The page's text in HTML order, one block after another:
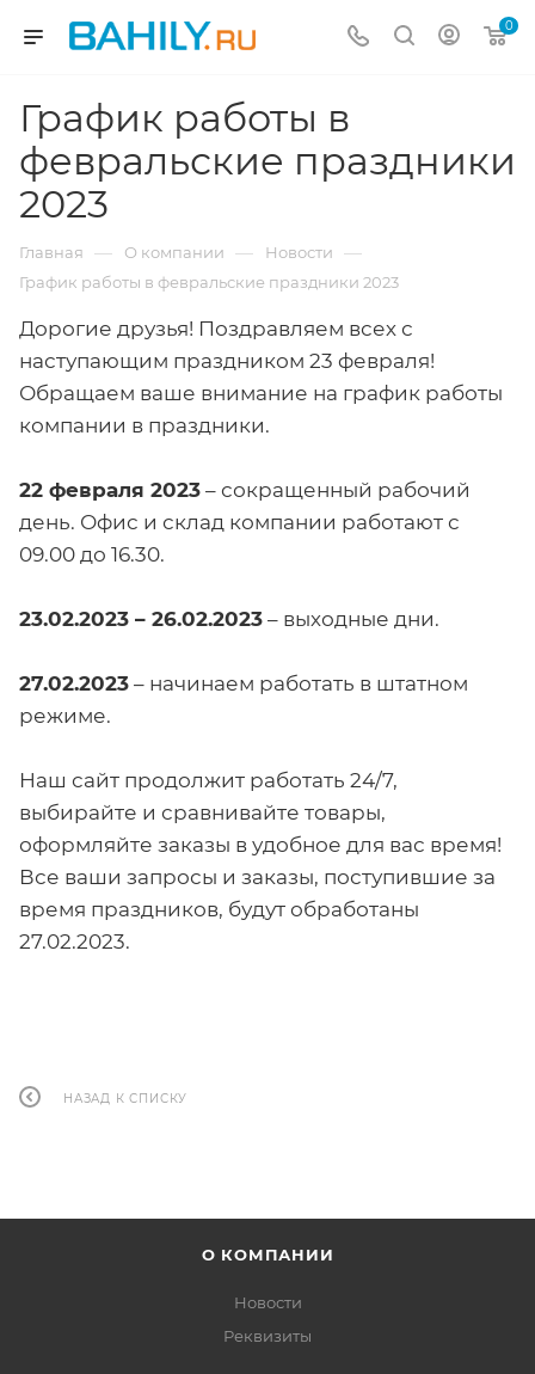
0
График работы в
февральские праздники
2023
Главная — О компании — Новости —
График работы в февральские праздники 2023
Дорогие друзья! Поздравляем всех с
наступающим праздником 23 февраля!
Обращаем ваше внимание на график работы
компании в праздники.
22 февраля 2023 – сокращенный рабочий
день. Офис и склад компании работают с
09.00 до 16.30.
23.02.2023 – 26.02.2023 – выходные дни.
27.02.2023 – начинаем работать в штатном
режиме.
Наш сайт продолжит работать 24/7,
выбирайте и сравнивайте товары,
оформляйте заказы в удобное для вас время!
Все ваши запросы и заказы, поступившие за
время праздников, будут обработаны
27.02.2023.
НАЗАД К СПИСКУ
О КОМПАНИИ
Новости
Реквизиты